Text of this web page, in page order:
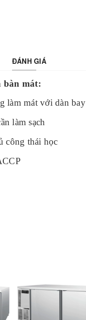
ĐÁNH GIÁ
bàn mát:
làm mát với dàn
làm sạch
công thái học